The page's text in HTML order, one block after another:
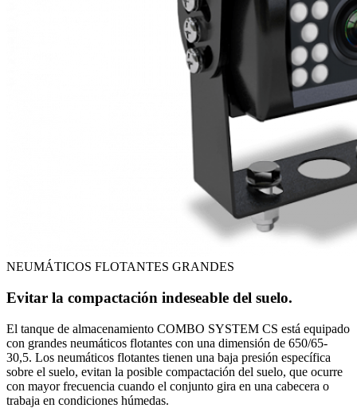
NEUMÁTICOS FLOTANTES GRANDES
Evitar la compactación indeseable del suelo.
El tanque de almacenamiento COMBO SYSTEM CS está equipado
con grandes neumáticos flotantes con una dimensión de 650/65-
30,5. Los neumáticos flotantes tienen una baja presión específica
sobre el suelo, evitan la posible compactación del suelo, que ocurre
con mayor frecuencia cuando el conjunto gira en una cabecera o
trabaja en condiciones húmedas.